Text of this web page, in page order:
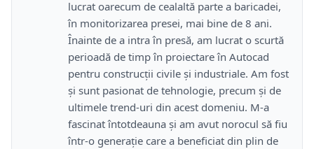
lucrat oarecum de cealaltă parte a baricadei,
în monitorizarea presei, mai bine de 8 ani.
Înainte de a intra în presă, am lucrat o scurtă
perioadă de timp în proiectare în Autocad
pentru construcții civile și industriale. Am fost
și sunt pasionat de tehnologie, precum și de
ultimele trend-uri din acest domeniu. M-a
fascinat întotdeauna și am avut norocul să fiu
într-o generație care a beneficiat din plin de